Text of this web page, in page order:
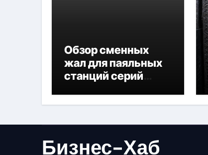
Обзор сменных
жал для паяльных
станций серий
Бизнес-Хаб